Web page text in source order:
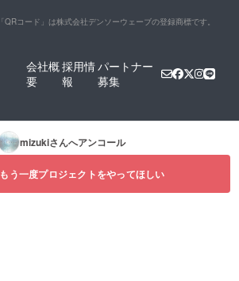
「QRコード」は株式会社デンソーウェーブの登録商標です。
会社概
要
採用情
報
パートナー
募集
mizukiさんへアンコール
もう一度プロジェクトをやってほしい